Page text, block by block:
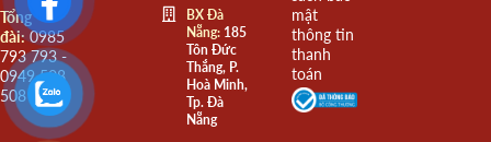
Tổng
đài:0985
793 793 -
0949 508
508
BX Đà
Nẵng:185
Tôn Đức
Thắng, P.
Hoà Minh,
Tp. Đà
Nẵng
mật
thông tin
thanh
toán